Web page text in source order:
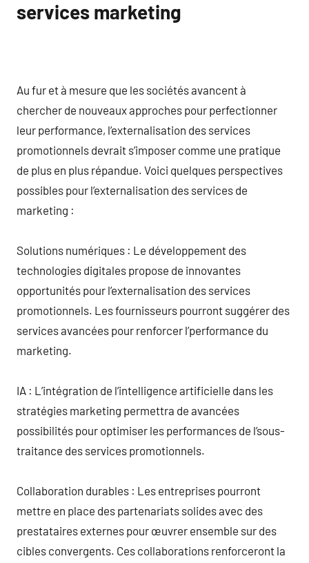
services marketing
Au fur et à mesure que les sociétés avancent à
chercher de nouveaux approches pour perfectionner
leur performance, l’externalisation des services
promotionnels devrait s’imposer comme une pratique
de plus en plus répandue. Voici quelques perspectives
possibles pour l’externalisation des services de
marketing :
Solutions numériques : Le développement des
technologies digitales propose de innovantes
opportunités pour l’externalisation des services
promotionnels. Les fournisseurs pourront suggérer des
services avancées pour renforcer l’performance du
marketing.
IA : L’intégration de l’intelligence artificielle dans les
stratégies marketing permettra de avancées
possibilités pour optimiser les performances de l’sous-
traitance des services promotionnels.
Collaboration durables : Les entreprises pourront
mettre en place des partenariats solides avec des
prestataires externes pour œuvrer ensemble sur des
cibles convergents. Ces collaborations renforceront la